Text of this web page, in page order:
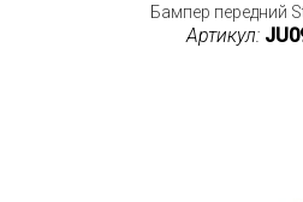
Бампер передний
Артикул: